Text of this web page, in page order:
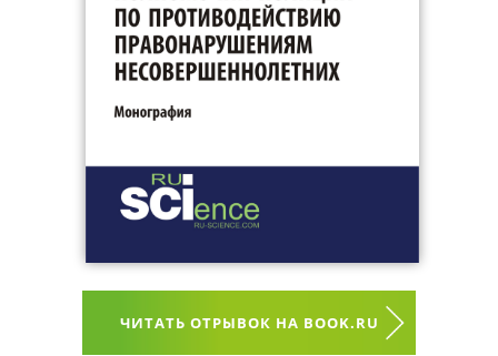
ЧИТАТЬ ОТРЫВОК НА BOOK.RU